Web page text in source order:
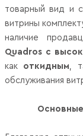
товарный вид и
витрины
наличие
Quadros с
как откидным ,
обслуживания